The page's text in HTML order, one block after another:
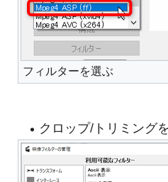
フィルターを選ぶ
クロップ/トリミング